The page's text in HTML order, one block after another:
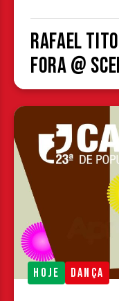
Rafael
Fora @
HOJE DANÇA